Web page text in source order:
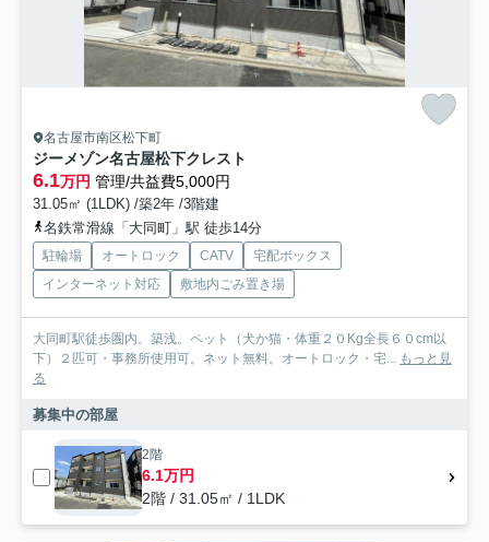
名古屋市南区松下町
ジーメゾン名古屋松下クレスト
6.1万円 管理/共益費5,000円
31.05㎡ (1LDK) /築2年 /3階建
名鉄常滑線「大同町」駅 徒歩14分
駐輪場 オートロック CATV
宅配ボックス
インターネット対応
敷地内ごみ置き場
大同町駅徒歩圏内。築浅。ペット（犬か猫・体重２０Kg全長６０cm以
下）２匹可・事務所使用可。ネット無料。オートロック・宅... もっと見
る
募集中の部屋
2階
6.1万円
2階 / 31.05㎡ / 1LDK